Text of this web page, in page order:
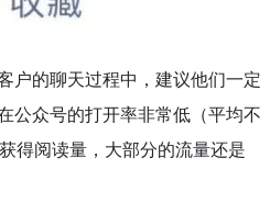
户的聊天过程中，建议他们一定
公众号的打开率非常低（平均不
得阅读量，大部分的流量还是